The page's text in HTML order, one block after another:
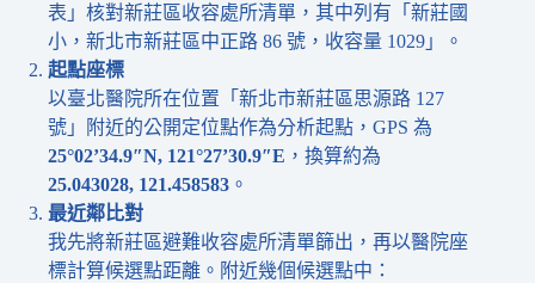
表」核對新莊區收容處所清單，其中列有「新莊國
小，新北市新莊區中正路 86 號，收容量 1029」。
起點座標
以臺北醫院所在位置「新北市新莊區思源路 127
號」附近的公開定位點作為分析起點，GPS 為
25°02’34.9″N, 121°27’30.9″E ，換算約為
25.043028, 121.458583 。
最近鄰比對
我先將新莊區避難收容處所清單篩出，再以醫院座
標計算候選點距離。附近幾個候選點中：